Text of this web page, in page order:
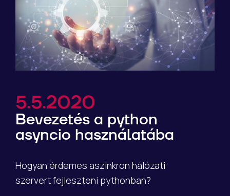
5.5.2020
Bevezetés a python
asyncio használatába
Hogyan érdemes aszinkron hálózati
szervert fejleszteni pythonban?